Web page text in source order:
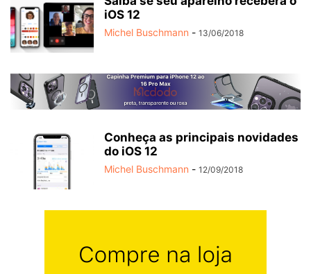
iOS 12
Michel Buschmann - 13/06/2018
Conheça as principais novidades
do iOS 12
Michel Buschmann - 12/09/2018